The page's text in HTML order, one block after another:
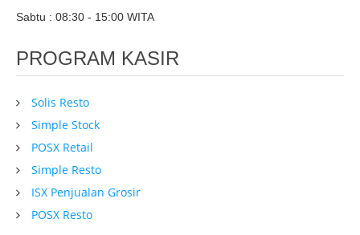
Sabtu : 08:30 - 15:00 WITA
PROGRAM KASIR
Solis Resto
Simple Stock
POSX Retail
Simple Resto
ISX Penjualan Grosir
POSX Resto